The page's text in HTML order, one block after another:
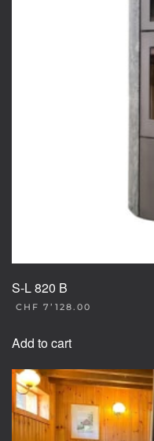
S-L 820 B
CHF 7’128.00
Add to cart